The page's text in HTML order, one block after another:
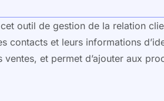
outil de gestion de la relation
contacts et leurs informations
et permet d’ajouter aux